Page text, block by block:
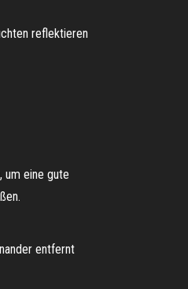
reflektieren
um eine gute
entfernt